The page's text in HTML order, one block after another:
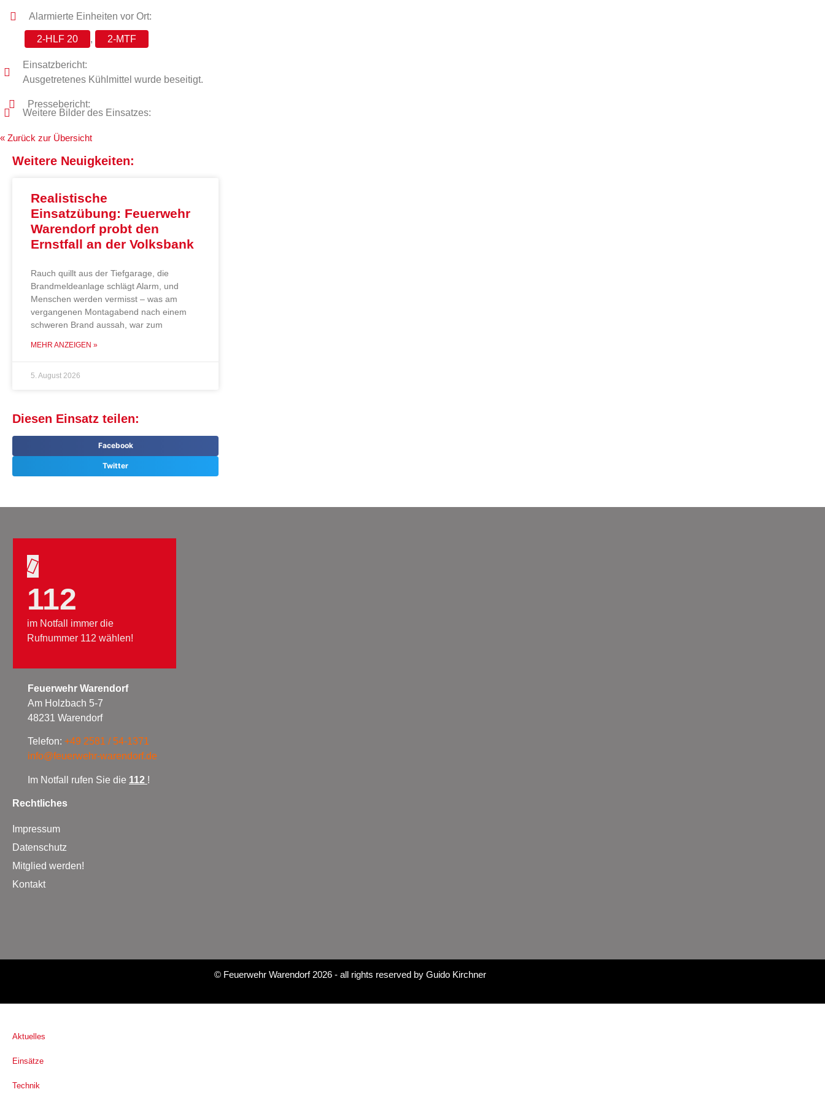
Alarmierte Einheiten vor Ort:
2-HLF 20 , 2-MTF
Einsatzbericht:
Ausgetretenes Kühlmittel wurde beseitigt.
Pressebericht:
Weitere Bilder des Einsatzes:
« Zurück zur Übersicht
Weitere Neuigkeiten:
Realistische
Einsatzübung: Feuerwehr
Warendorf probt den
Ernstfall an der Volksbank
Rauch quillt aus der Tiefgarage, die
Brandmeldeanlage schlägt Alarm, und
Menschen werden vermisst – was am
vergangenen Montagabend nach einem
schweren Brand aussah, war zum
MEHR ANZEIGEN »
5. August 2026
Diesen Einsatz teilen:
Facebook
Twitter
112
im Notfall immer die
Rufnummer 112 wählen!
Feuerwehr Warendorf
Am Holzbach 5-7
48231 Warendorf
Telefon: +49 2581 / 54-1371
info@feuerwehr-warendorf.de
Im Notfall rufen Sie die 112 !
Rechtliches
Impressum
Datenschutz
Mitglied werden!
Kontakt
© Feuerwehr Warendorf 2026- all rights reserved by Guido Kirchner
Aktuelles
Einsätze
Technik